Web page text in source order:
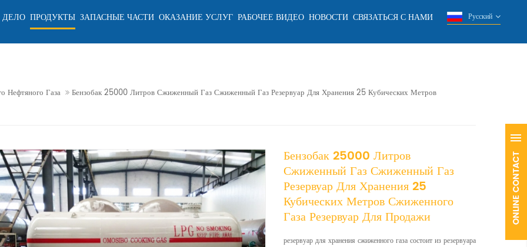
ПРОДУКТЫ ЗАПАСНЫЕ ЧАСТИ ОКАЗАНИЕ УСЛУГ РАБОЧЕЕ ВИДЕО НОВОСТИ СВЯЗАТЬСЯ С НАМИ Русский
Нефтяного Газа Бензобак 25000 Литров Сжиженный Газ Сжиженный Газ Резервуар Для Хранения 25 Кубических Метров
Бензобак 25000 Литров
Сжиженный Газ Сжиженный Газ
Резервуар Для Хранения 25
Кубических Метров Сжиженного
Газа Резервуар Для Продажи
резервуар для хранения сжиженного газа состоит из резервуара